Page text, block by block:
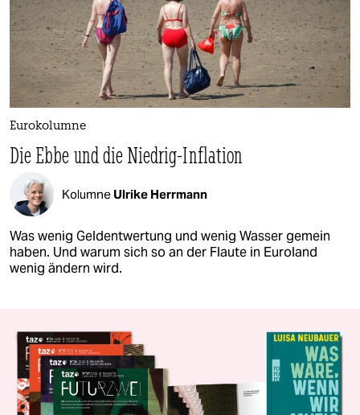
Eurokolumne
Die Ebbe und die Niedrig-Inflation
Kolumne Ulrike Herrmann
Was wenig Geldentwertung und wenig Wasser gemein
haben. Und warum sich so an der Flaute in Euroland
wenig ändern wird.